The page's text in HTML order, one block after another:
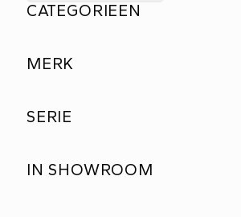
CATEGORIEEN
MERK
SERIE
IN SHOWROOM